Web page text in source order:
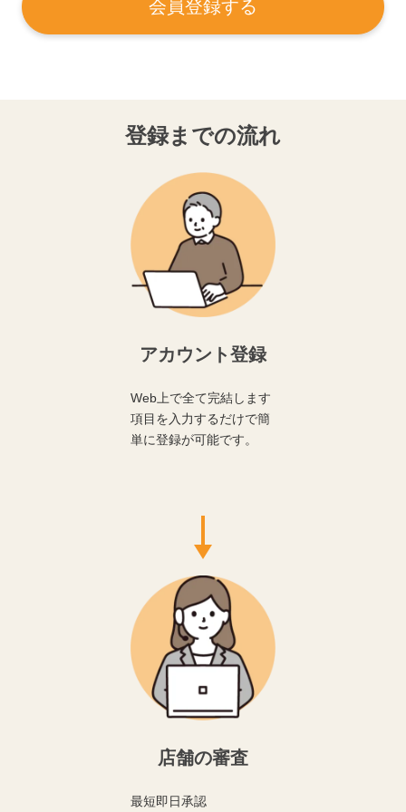
会員登録する
登録までの流れ
アカウント登録
Web上で全て完結します
項目を入力するだけで簡
単に登録が可能です。
店舗の審査
最短即日承認